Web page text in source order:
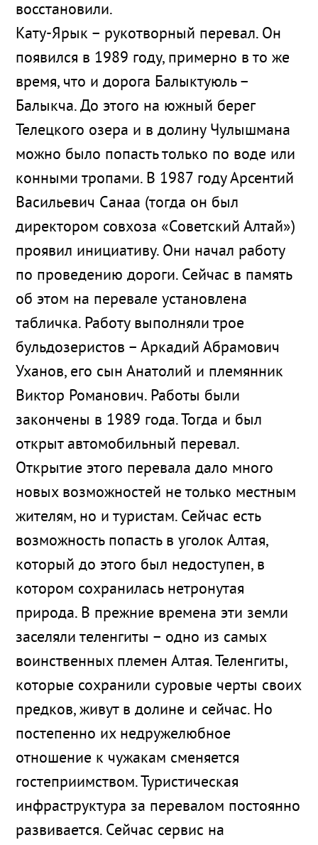
восстановили.
Кату-Ярык – рукотворный перевал. Он
появился в 1989 году, примерно в то же
время, что и дорога Балыктуюль –
Балыкча. До этого на южный берег
Телецкого озера и в долину Чулышмана
можно было попасть только по воде или
конными тропами. В 1987 году Арсентий
Васильевич Санаа (тогда он был
директором совхоза «Советский Алтай»)
проявил инициативу. Они начал работу
по проведению дороги. Сейчас в память
об этом на перевале установлена
табличка. Работу выполняли трое
бульдозеристов – Аркадий Абрамович
Уханов, его сын Анатолий и племянник
Виктор Романович. Работы были
закончены в 1989 года. Тогда и был
открыт автомобильный перевал.
Открытие этого перевала дало много
новых возможностей не только местным
жителям, но и туристам. Сейчас есть
возможность попасть в уголок Алтая,
который до этого был недоступен, в
котором сохранилась нетронутая
природа. В прежние времена эти земли
заселяли теленгиты – одно из самых
воинственных племен Алтая. Теленгиты,
которые сохранили суровые черты своих
предков, живут в долине и сейчас. Но
постепенно их недружелюбное
отношение к чужакам сменяется
гостеприимством. Туристическая
инфраструктура за перевалом постоянно
развивается. Сейчас сервис на